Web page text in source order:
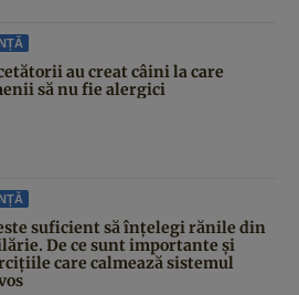
au creat câini la care
să nu fie alergici
suficient să înțelegi rănile din
De ce sunt importante și
care calmează sistemul